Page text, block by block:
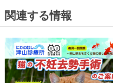
関連する情報